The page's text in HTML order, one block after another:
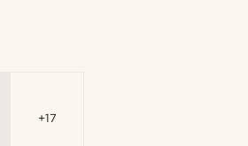
+17